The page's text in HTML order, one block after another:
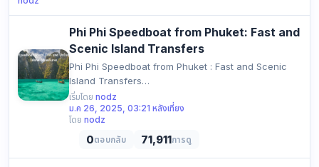
Phi Phi Speedboat from Phuket: Fast and
Scenic Island Transfers
Phi Phi Speedboat from Phuket : Fast and Scenic
Island Transfers
https://blog.andamanferryservice.com/image/i…
เริ่มโดย nodz
ม.ค 26, 2025, 03:21 หลังเที่ยง
โดย nodz
0ตอบกลับ 71,911การดู